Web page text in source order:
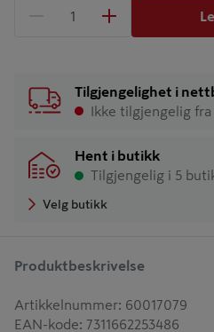
1 produkter
Tilgjengelighet i
Ikke tilgjengelig
Hent i butikk
Tilgjengelig i 5
Velg butikk
Produktbeskrivelse
Artikkelnummer: 60017079
EAN-kode: 7311662253486